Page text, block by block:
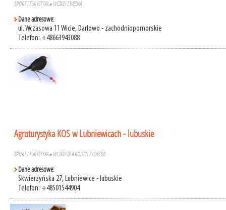
SPORT I TURYSTYKA» WCZASY Z WĘDKĄ
Dane adresowe:
ul. Wczasowa 11 Wicie, Darłowo - zachodniopomorskie
Telefon: +48663943088
Agroturystyka KOS w Lubniewicach - lubuskie
SPORT I TURYSTYKA» WCZASY DLA RODZIN Z DZIEĆMI
Dane adresowe:
Skwierzyńska 27, Lubniewice - lubuskie
Telefon: +48501544904